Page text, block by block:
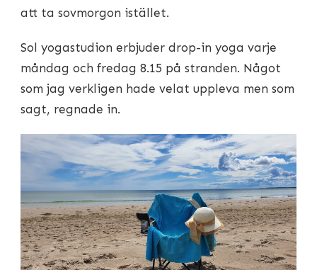
att ta sovmorgon istället.
Sol yogastudion erbjuder drop-in yoga varje
måndag och fredag 8.15 på stranden. Något
som jag verkligen hade velat uppleva men som
sagt, regnade in.